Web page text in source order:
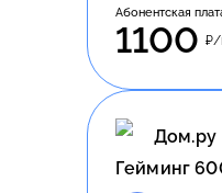
Абонентская
1100 ₽/
Дом.ру
Гейминг